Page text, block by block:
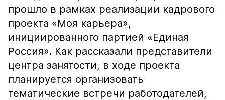
прошло в рамках реализации кадрового
проекта «Моя карьера»,
инициированного партией «Единая
Россия». Как рассказали представители
центра занятости, в ходе проекта
планируется организовать
тематические встречи работодателей,